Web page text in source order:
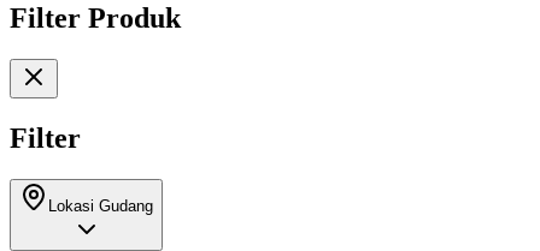
Filter Produk
Filter
Lokasi Gudang